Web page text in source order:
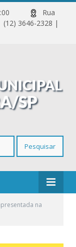
17:00
Rua
(12) 3646-2328 |
na